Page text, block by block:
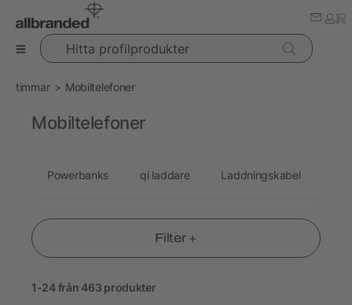
Hitta profilprodukter
timmar Mobiltelefoner
Filter +
1-24 från 463 produkter
Mobiltelefoner
Powerbanks qi laddare Laddningskabel